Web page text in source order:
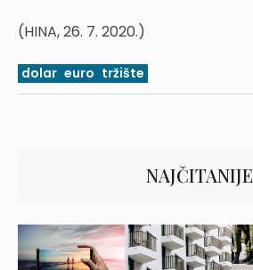
(HINA, 26. 7. 2020.)
dolar euro tržište
NAJČITANIJE